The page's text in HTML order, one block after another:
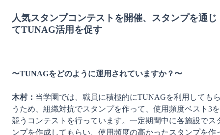
人気スタンプコンテストを開催、スタンプを通じ
てTUNAG活用を促す
〜TUNAGをどのように運用されていますか？〜
木村： 当学園では、職員に積極的にTUNAGを利用しても
うため、組織対抗でスタンプを作って、使用頻度ベスト3を
競うコンテストを行っています。一定期間中に各施設でス
ンプを作成してもらい、使用頻度の高かったスタンプを作